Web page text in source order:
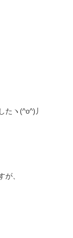
たヽ(^o^)丿
が、